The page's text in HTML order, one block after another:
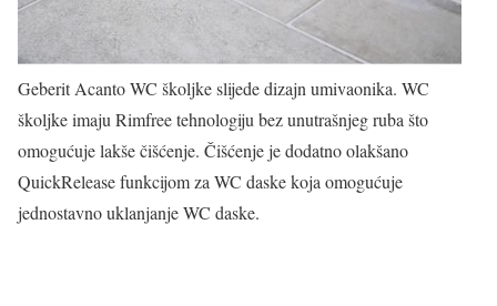
Geberit Acanto WC školjke slijede dizajn umivaonika. WC
školjke imaju Rimfree tehnologiju bez unutrašnjeg ruba što
omogućuje lakše čišćenje. Čišćenje je dodatno olakšano
QuickRelease funkcijom za WC daske koja omogućuje
jednostavno uklanjanje WC daske.